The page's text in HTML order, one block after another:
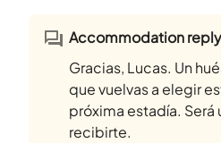
Accommodation
Gracias, Lucas. Un
que vuelvas a elegir
próxima estadía. Será
recibirte.